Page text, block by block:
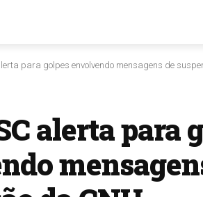
para golpes envolvendo mensagens de
alerta para